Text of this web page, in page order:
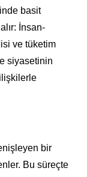
basit
İnsan-
ve tüketim
siyasetinin
bir
Bu süreçte